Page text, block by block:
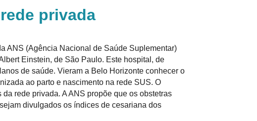
privada
ANS (Agência Nacional de Saúde Suplementar)
Einstein, de São Paulo. Este hospital, de
de saúde. Vieram a Belo Horizonte conhecer o
ao parto e nascimento na rede SUS. O
rede privada. A ANS propõe que os obstetras
divulgados os índices de cesariana dos